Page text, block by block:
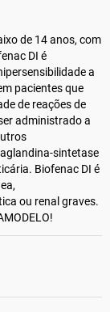
de 14 anos, com
DI é
a
pacientes que
de reações de
administrado a
sintetase
Biofenac DI é
ou renal graves.